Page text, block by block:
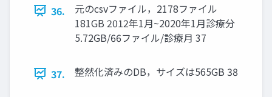
36.
元のcsvファイル，2178ファイル
181GB 2012年1月~2020年1月診療分
5.72GB/66ファイル/診療月 37
37. 整然化済みのDB，サイズは565GB 38